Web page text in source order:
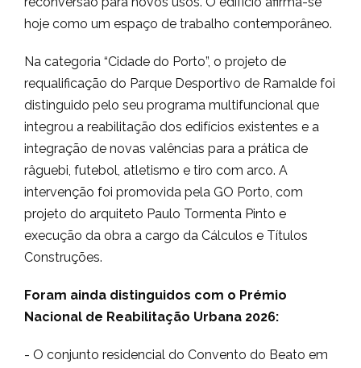
hoje como um espaço de trabalho contemporâneo.
Na categoria “Cidade do Porto”, o projeto de
requalificação do Parque Desportivo de Ramalde foi
distinguido pelo seu programa multifuncional que
integrou a reabilitação dos edifícios existentes e a
integração de novas valências para a prática de
râguebi, futebol, atletismo e tiro com arco. A
intervenção foi promovida pela GO Porto, com
projeto do arquiteto Paulo Tormenta Pinto e
execução da obra a cargo da Cálculos e Títulos
Construções.
Foram ainda distinguidos com o Prémio
Nacional de Reabilitação Urbana 2026:
- O conjunto residencial do Convento do Beato em